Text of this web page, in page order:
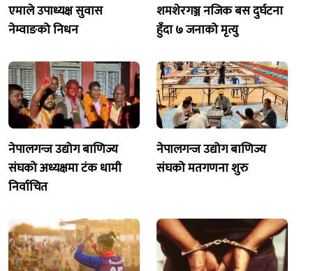
एमाले उपाध्यक्ष सुवास
नेम्वाङको निधन
शमशेरगञ्ज नजिक बस दुर्घटना
हुँदा ७ जनाको मृत्यु
नेपालगन्ज उद्योग बाणिज्य
संघको अध्यक्षमा टंक धामी
निर्वाचित
नेपालगन्ज उद्योग बाणिज्य
संघको मतगणना शुरु